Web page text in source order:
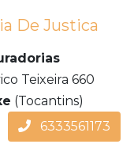
De Justica
Teixeira 660
(Tocantins)
6333561173